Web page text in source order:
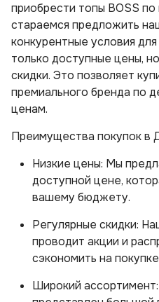
приобрести топы BOSS
стараемся предложить
конкурентные условия
только доступные цены,
скидки. Это позволяет
премиального бренда по
ценам.
Преимущества покупок в
Низкие цены: Мы
доступной цене,
вашему бюджету.
Регулярные скидки:
проводит акции и
сэкономить на
Широкий